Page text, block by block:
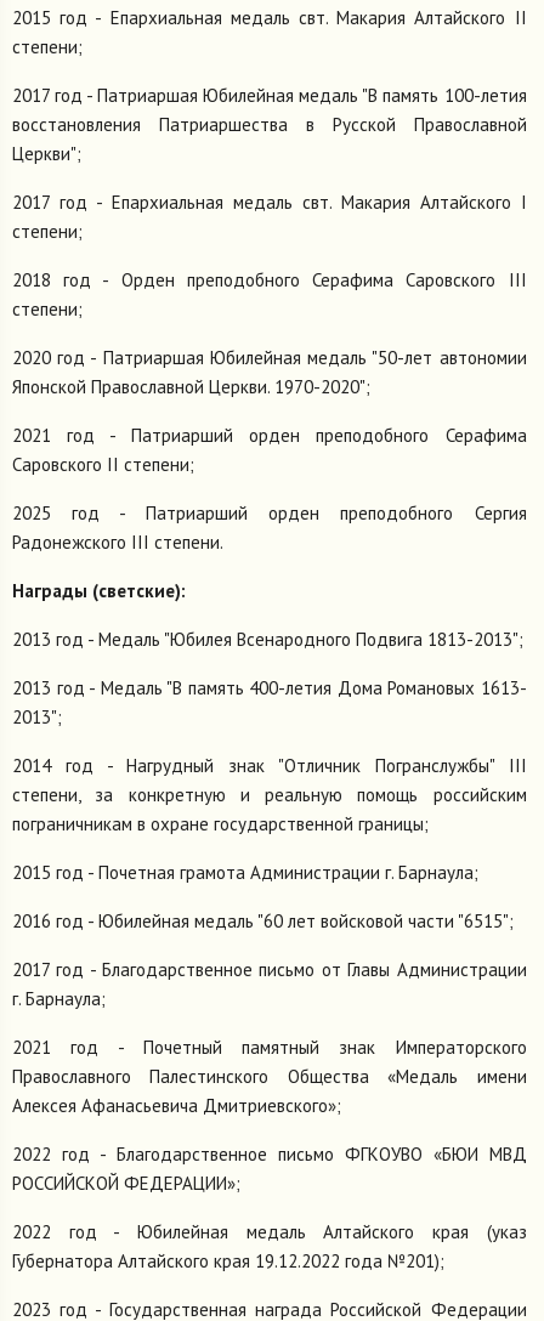
2015 год - Епархиальная медаль свт. Макария Алтайского II
степени;
2017 год - Патриаршая Юбилейная медаль "В память 100-летия
восстановления Патриаршества в Русской Православной
Церкви";
2017 год - Епархиальная медаль свт. Макария Алтайского I
степени;
2018 год - Орден преподобного Серафима Саровского III
степени;
2020 год - Патриаршая Юбилейная медаль "50-лет автономии
Японской Православной Церкви. 1970-2020";
2021 год - Патриарший орден преподобного Серафима
Саровского II степени;
2025 год - Патриарший орден преподобного Сергия
Радонежского III степени.
Награды (светские):
2013 год - Медаль "Юбилея Всенародного Подвига 1813-2013";
2013 год - Медаль "В память 400-летия Дома Романовых 1613-
2013";
2014 год - Нагрудный знак "Отличник Погранслужбы" III
степени, за конкретную и реальную помощь российским
пограничникам в охране государственной границы;
2015 год - Почетная грамота Администрации г. Барнаула;
2016 год - Юбилейная медаль "60 лет войсковой части "6515";
2017 год - Благодарственное письмо от Главы Администрации
г. Барнаула;
2021 год - Почетный памятный знак Императорского
Православного Палестинского Общества «Медаль имени
Алексея Афанасьевича Дмитриевского»;
2022 год - Благодарственное письмо ФГКОУВО «БЮИ МВД
РОССИЙСКОЙ ФЕДЕРАЦИИ»;
2022 год - Юбилейная медаль Алтайского края (указ
Губернатора Алтайского края 19.12.2022 года №201);
2023 год - Государственная награда Российской Федерации